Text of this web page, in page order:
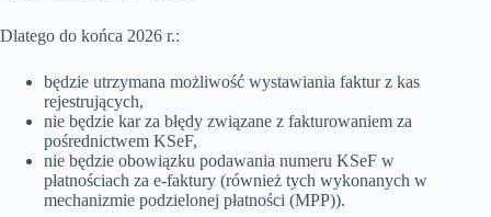
Dlatego do końca 2026 r.:
będzie utrzymana możliwość wystawiania faktur z kas
rejestrujących,
nie będzie kar za błędy związane z fakturowaniem za
pośrednictwem KSeF,
nie będzie obowiązku podawania numeru KSeF w
płatnościach za e-faktury (również tych wykonanych w
mechanizmie podzielonej płatności (MPP)).